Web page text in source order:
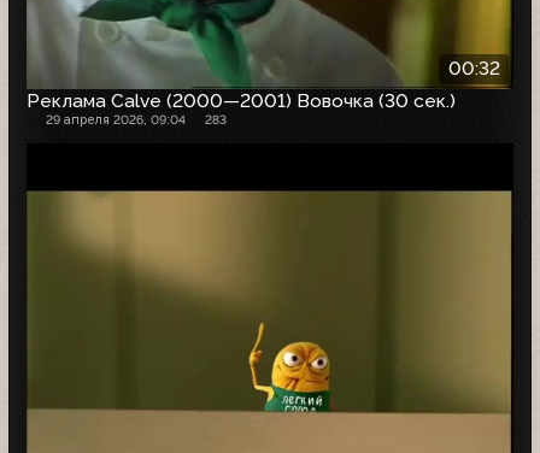
00:32
Реклама Calve (2000—2001) Вовочка (30 сек.)
29 апреля 2026, 09:04 283